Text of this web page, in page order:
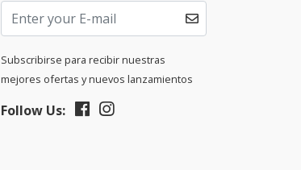
Subscribirse para recibir nuestras
mejores ofertas y nuevos lanzamientos
Follow Us: